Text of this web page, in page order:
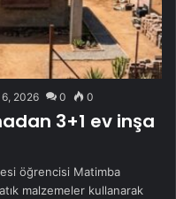
2026 0 0
3+1 ev inşa
öğrencisi Matimba
malzemeler kullanarak